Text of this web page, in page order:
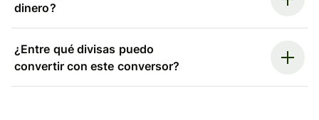
dinero?
¿Entre qué divisas puedo
convertir con este conversor?